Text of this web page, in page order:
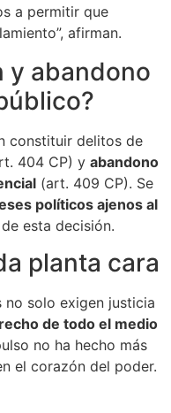
a permitir que
afirman.
y abandono
constituir delitos de
404 CP) y abandono
(art. 409 CP). Se
políticos ajenos al
esta decisión.
planta cara
no solo exigen justicia
de todo el medio
no ha hecho más
el corazón del poder.